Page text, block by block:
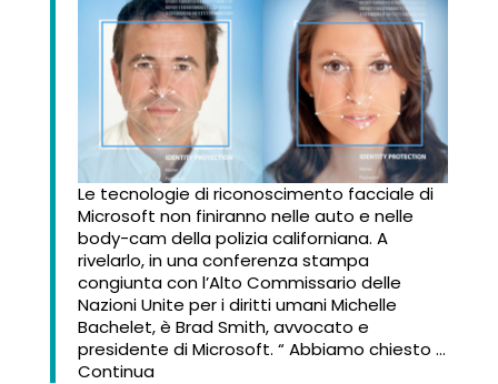
Le tecnologie di riconoscimento facciale di
Microsoft non finiranno nelle auto e nelle
body-cam della polizia californiana. A
rivelarlo, in una conferenza stampa
congiunta con l’Alto Commissario delle
Nazioni Unite per i diritti umani Michelle
Bachelet, è Brad Smith, avvocato e
presidente di Microsoft. “ Abbiamo chiesto …
Continua